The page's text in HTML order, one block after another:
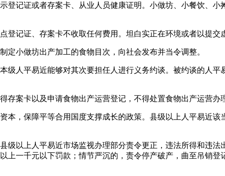
记证或者存案卡、从业人员健康证明。小做坊、小餐饮、小
记证、存案卡不收取任何费用。坦白实正在环境或者以提交
小做坊出产加工的食物目次，向社会发布并当令调整。
人平易近能够对其次要担任人进行义务约谈。被约谈的人平
案卡以及申请食物出产运营登记，不得处置食物出产运营办
，保障平等合用国度支撑成长的政策。县级以上人平易近该
以上人平易近市场监视办理部分责令更正，违法所得和违法
上一千元以下罚款；情节严沉的，责令停产破产，曲至吊销